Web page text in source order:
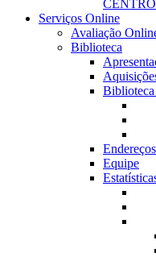
Serviços Online
Avaliação
Biblioteca
Equipe